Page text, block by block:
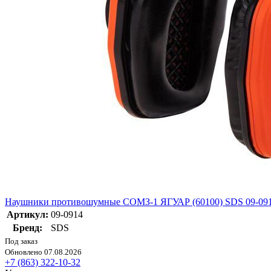
Наушники противошумные СОМЗ-1 ЯГУАР (60100) SDS 09-
Артикул: 09-0914
Бренд:
SDS
Под заказ
Обновлено 07.08.2026
+7 (863) 322-10-32